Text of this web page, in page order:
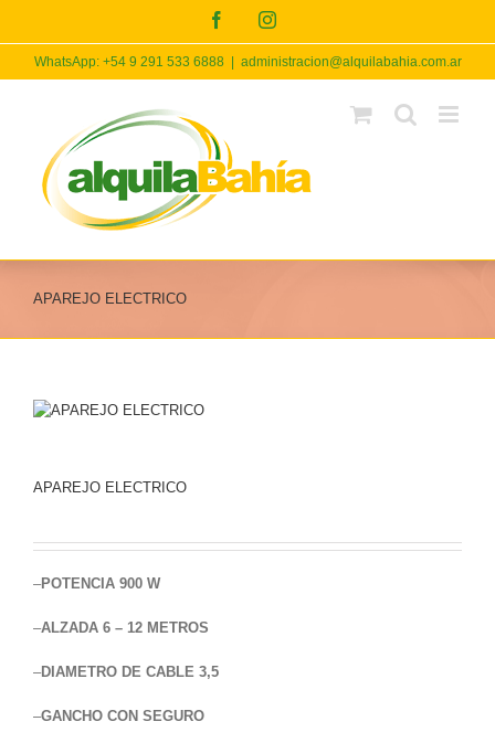
content
FacebookInstagram
WhatsApp: +54 9 291 533 6888 administracion@alquilabahia.com.ar
APAREJO ELECTRICO
APAREJO ELECTRICO
–POTENCIA 900 W
–ALZADA 6 – 12 METROS
–DIAMETRO DE CABLE 3,5
–GANCHO CON SEGURO